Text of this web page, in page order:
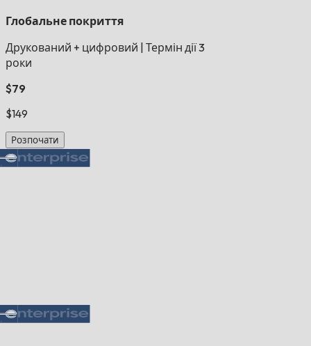
Глобальне покриття
Друкований + цифровий Термін дії 3
роки
$79
$149
Розпочати